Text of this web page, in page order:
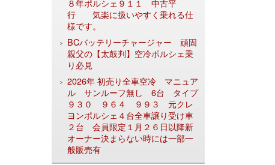
８年ポルシェ９１１ 中古平
行 気楽に扱いやすく乗れる仕
様です。
BCバッテリーチャージャー 頑固
親父の【太鼓判】空冷ポルシェ乗
り必見
2026年 初売り全車空冷 マニュア
ル サンルーフ無し 6台 タイプ
９３０ ９６４ ９９３ 元クレ
ヨンポルシェ４台全車譲り受け車
２台 会員限定１月２６日以降新
オーナー決まらない時には一部一
般販売有